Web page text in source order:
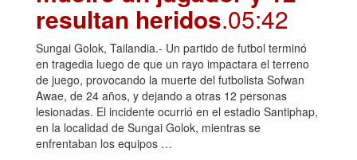
resultan heridos.05:42
Sungai Golok, Tailandia.- Un partido de futbol terminó
en tragedia luego de que un rayo impactara el terreno
de juego, provocando la muerte del futbolista Sofwan
Awae, de 24 años, y dejando a otras 12 personas
lesionadas. El incidente ocurrió en el estadio Santiphap,
en la localidad de Sungai Golok, mientras se
enfrentaban los equipos …